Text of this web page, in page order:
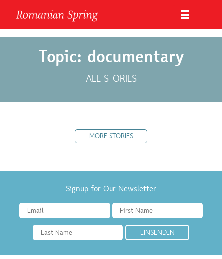
Topic: documentary
ALL STORIES
MORE STORIES
Signup for Our Newsletter